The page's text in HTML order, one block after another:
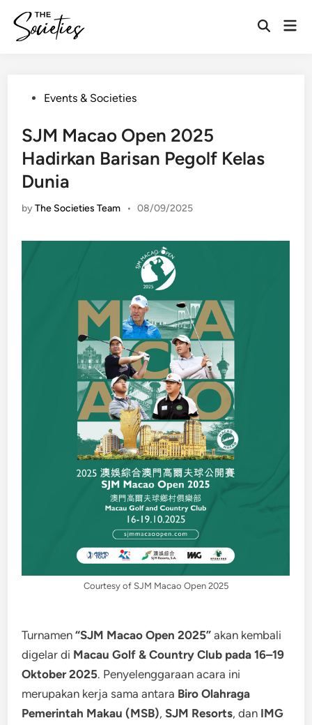
content
Open
PostedEvents & Societies
SJM Macao Open 2025
Hadirkan Barisan Pegolf Kelas
Dunia
byThe Societies Team • 08/09/2025
Courtesy of SJM Macao Open 2025
Turnamen “SJM Macao Open 2025” akan kembali
digelar di Macau Golf & Country Club pada 16–19
Oktober 2025. Penyelenggaraan acara ini
merupakan kerja sama antara Biro Olahraga
Pemerintah Makau (MSB),SJM Resorts, dan IMG